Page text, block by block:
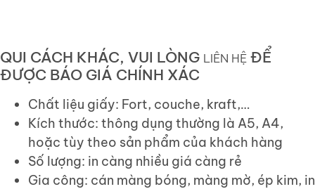
QUI CÁCH KHÁC, VUI LÒNG LIÊN HỆ ĐỂ
ĐƯỢC BÁO GIÁ CHÍNH XÁC
Chất liệu giấy: Fort, couche, kraft,…
Kích thước: thông dụng thường là A5, A4,
hoặc tùy theo sản phẩm của khách hàng
Số lượng: in càng nhiều giá càng rẻ
Gia công: cán màng bóng, màng mờ, ép kim, in